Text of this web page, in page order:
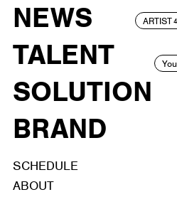
NEWS
TALENT
SOLUTION
BRAND
ARTIST
SCHEDULE
ABOUT